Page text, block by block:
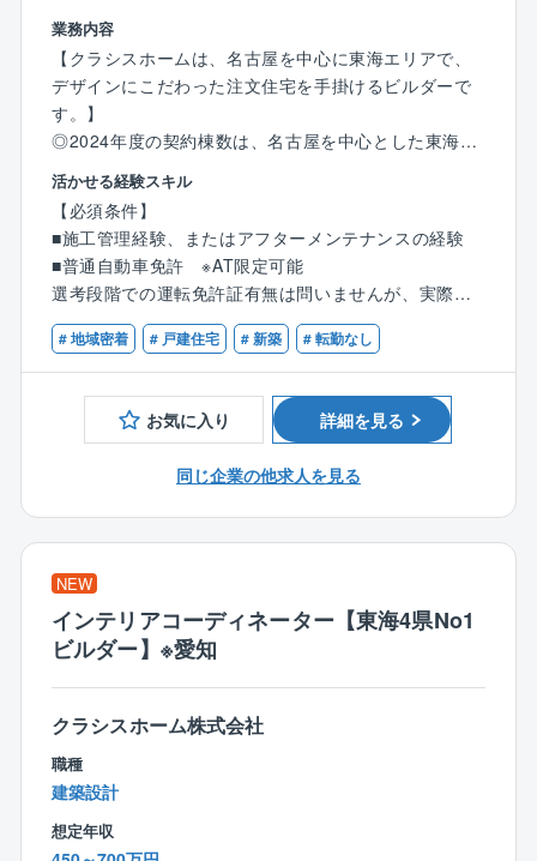
社員全員が働きやすい環境づくりを大事にしておりま
す。
■「現場経験はあるが打ち合わせは苦手」という方も、
最初は経験豊富な先輩と同席しながら学び、自分なり
■色決めや提案は、打合せが得意な設計やインテリアコ
ーディネーターが対応、施工管理としての現場の納ま
り、コスト面、協力業者の特性などアドバイスして下
さい。
【スキルアップできる環境】
120名、設計職140名、インテリアコーディネーターも
60名を超すスタッフが在籍しており、技術に重きを置
いたクラシスホームならではの人員配置です。
■30名を超えるCADオペレーターや、構造設計、資材
部、アフターメンテナンス等の部署も充実しており、
しっかりと分業化され、他部署のバックアップ体制、
チェック体制も万全で施工管理の業務に専念できま
す。
【同社の特徴】
■愛知県を中心に、完全自由設計の注文住宅を多くの方
に提供してきました。
■「高品質でデザイン性の高いこだわりの住宅を、手が
届く価格で実現できる」という同社の家づくりは好評
を得ており、愛知県下の中でもトップクラスの実績を
誇っています。
業務内容
【クラシスホームは、名古屋を中心に東海エリアで、
デザインにこだわった注文住宅を手掛けるビルダーで
す。】
◎2024年度の契約棟数は、名古屋を中心とした東海エ
リアで年間1,200棟を超え、多くのお客様から選ばれて
きました。
◎今回、業績好調につき、2026～27年に東京・大阪エ
リアへ新規出店を予定しており、新たなスタッフを募
集します！
【具体的には】
同社は、最長60年の長期保証(※10年毎の無償点検、有
■ご入居されているお客様への18カ月後、5年、10年毎
【働き方】
■残業は平均約30時間/月
ワークライフバランスがとりやすい環境です。
■営業職を含め部長以上は全員、現場管理の経験者！
社代表は学校卒業後、地元工務店にて設計・現場監督
を経験した後に創業し、技術面を重視した工務店経営
を貫いてきました。
活かせる経験スキル
【必須条件】
■施工管理経験、またはアフターメンテナンスの経験
■普通自動車免許 ※AT限定可能
選考段階での運転免許証有無は問いませんが、実際に
勤務するにあたって業務内容上必要になります。入社
日までに運転免許証の取得をよろしくお願いいたしま
す。
# 地域密着 # 戸建住宅 # 新築 # 転勤なし
お気に入り 詳細を見る
同じ企業の他求人を見る
NEW
インテリアコーディネーター【東海4県No1
ビルダー】※愛知
クラシスホーム株式会社
職種
建築設計
想定年収